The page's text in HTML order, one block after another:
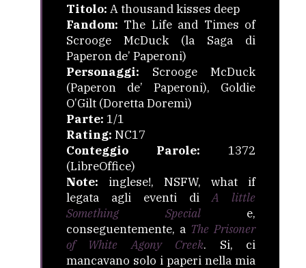
Titolo: A thousand kisses deep
Fandom: The Life and Times of
Scrooge McDuck (la Saga di
Paperon de’ Paperoni)
Personaggi: Scrooge McDuck
(Paperon de’ Paperoni), Goldie
O’Gilt (Doretta Doremì)
Parte: 1/1
Rating: NC17
Conteggio Parole: 1372
(LibreOffice)
Note: inglese!, NSFW, what if
legata agli eventi diA little
Something Speciale,
conseguentemente, a The Prisoner
of White Agony Creek. Si, ci
mancavano solo i paperi nella mia